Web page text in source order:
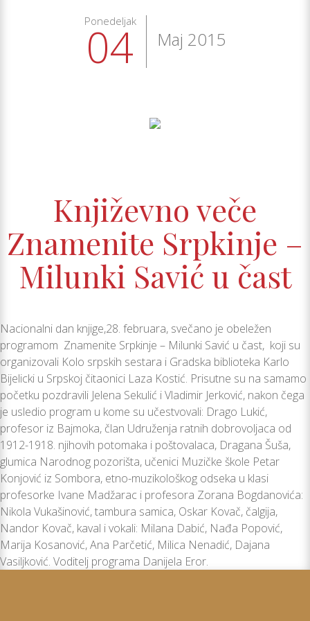
Ponedeljak
04 Maj 2015
Književno veče
Znamenite Srpkinje –
Milunki Savić u čast
Nacionalni dan knjige,28. februara, svečano je obeležen
programom Znamenite Srpkinje – Milunki Savić u čast, koji su
organizovali Kolo srpskih sestara i Gradska biblioteka Karlo
Bijelicki u Srpskoj čitaonici Laza Kostić. Prisutne su na samamo
početku pozdravili Jelena Sekulić i Vladimir Jerković, nakon čega
je usledio program u kome su učestvovali: Drago Lukić,
profesor iz Bajmoka, član Udruženja ratnih dobrovoljaca od
1912-1918. njihovih potomaka i poštovalaca, Dragana Šuša,
glumica Narodnog pozorišta, učenici Muzičke škole Petar
Konjović iz Sombora, etno-muzikološkog odseka u klasi
profesorke Ivane Madžarac i profesora Zorana Bogdanovića:
Nikola Vukašinović, tambura samica, Oskar Kovač, čalgija,
Nandor Kovač, kaval i vokali: Milana Dabić, Nađa Popović,
Marija Kosanović, Ana Parčetić, Milica Nenadić, Dajana
Vasiljković. Voditelj programa Danijela Eror.